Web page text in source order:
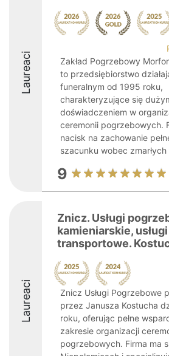
Laureaci
Zakład Pogrzebowy
to przedsiębiorstwo
funeralnym od 1995 roku,
charakteryzujące się
doświadczeniem w
ceremonii pogrzebowych.
nacisk na zachowanie
szacunku wobec zmarłych
9
Laureaci
Znicz. Usługi
kamieniarskie, usługi
transportowe.
Znicz Usługi Pogrzebowe
przez Janusza Kostucha
roku, oferując pełne
zakresie organizacji
pogrzebowych. Firma ma